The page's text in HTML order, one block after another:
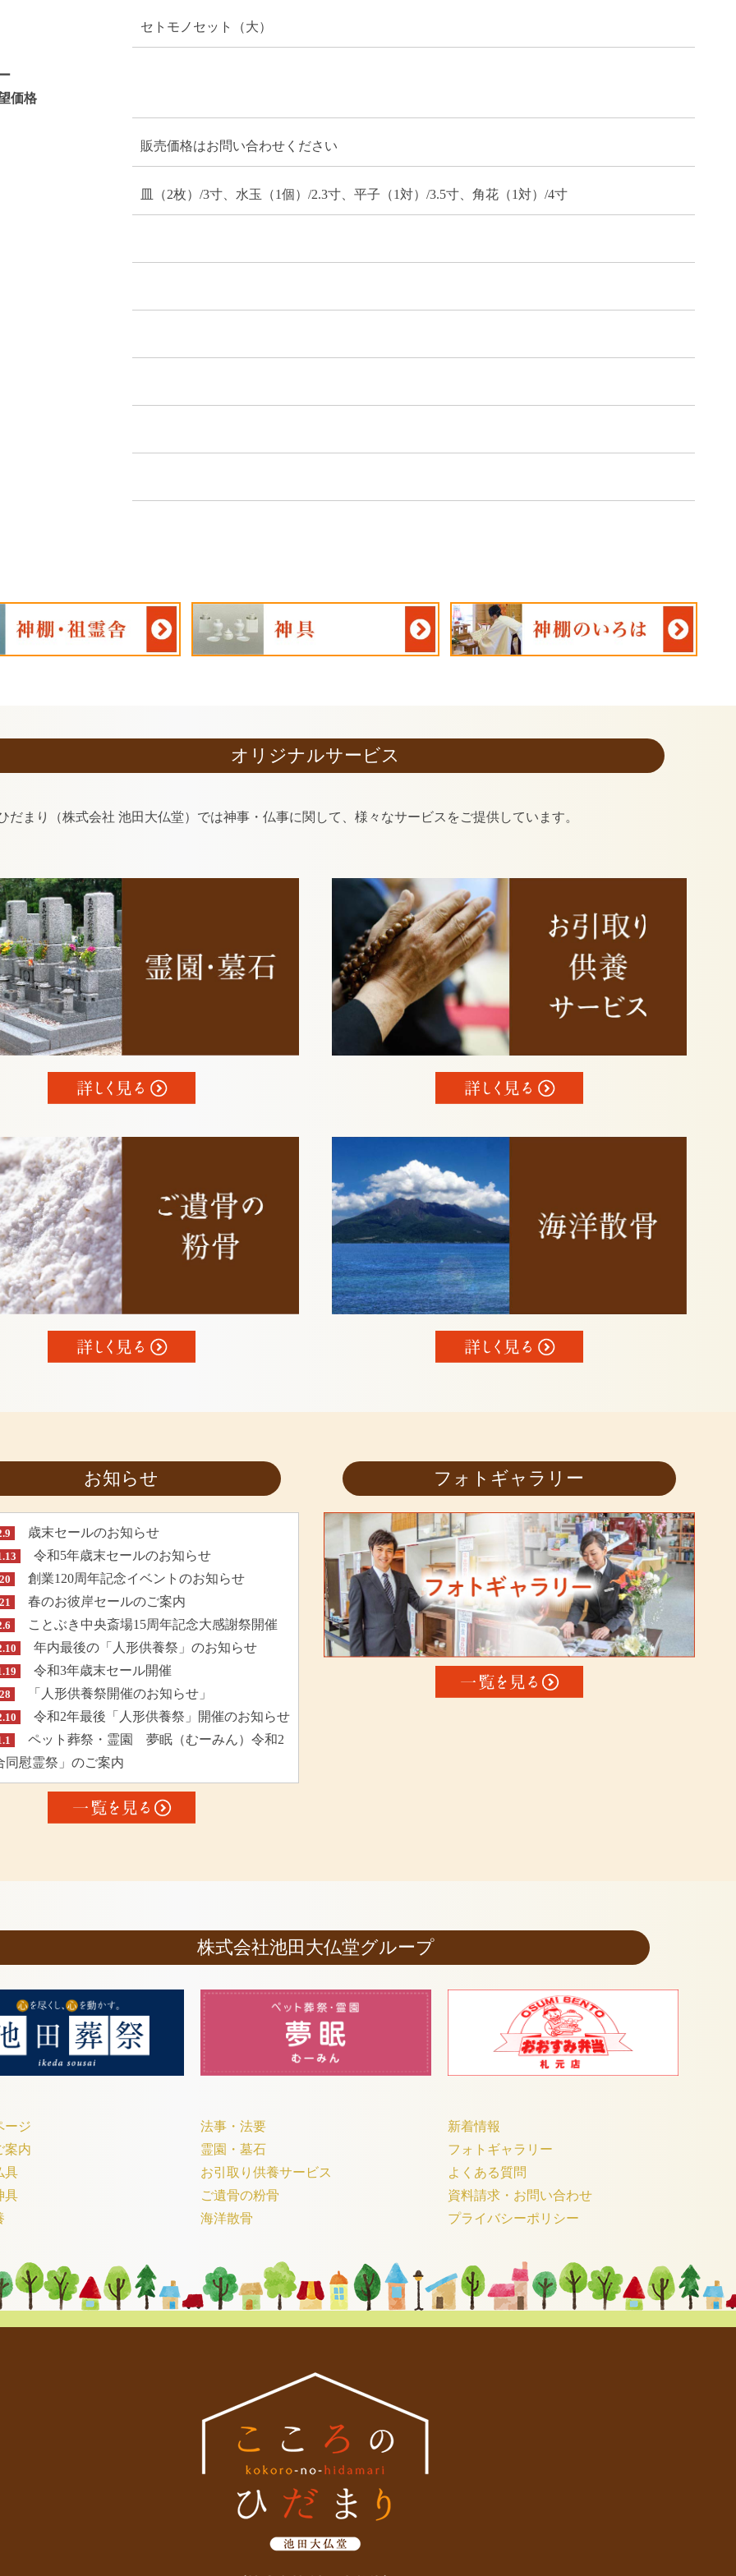
セトモノセット（大）
価格
販売価格はお問い合わせください
皿（2枚）/3寸、水玉（1個）/2.3寸、平子（1対）/3.5寸、角花（1対）/4寸
オリジナルサービス
だまり（株式会社 池田大仏堂）では神事・仏事に関して、様々なサービスをご提供しています。
お知らせ
歳末セールのお知らせ
令和5年歳末セールのお知らせ
創業120周年記念イベントのお知らせ
春のお彼岸セールのご案内
ことぶき中央斎場15周年記念大感謝祭開催
年内最後の「人形供養祭」のお知らせ
令和3年歳末セール開催
「人形供養祭開催のお知らせ」
令和2年最後「人形供養祭」開催のお知らせ
ペット葬祭・霊園 夢眠（むーみん）令和2
同慰霊祭」のご案内
フォトギャラリー
株式会社池田大仏堂グループ
ージ
案内
具
具
法事・法要
霊園・墓石
お引取り供養サービス
ご遺骨の粉骨
海洋散骨
新着情報
フォトギャラリー
よくある質問
資料請求・お問い合わせ
プライバシーポリシー